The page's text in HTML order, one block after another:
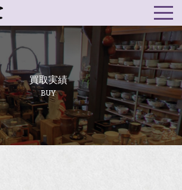
買取実績
BUY